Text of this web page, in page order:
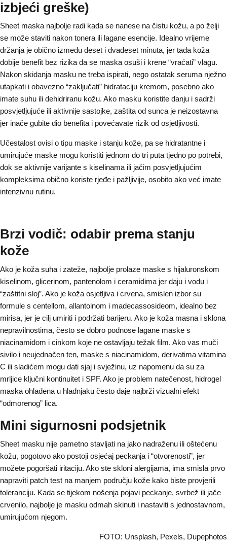
izbjeći greške)
Sheet maska najbolje radi kada se nanese na čistu kožu, a po želji
se može staviti nakon tonera ili lagane esencije. Idealno vrijeme
držanja je obično između deset i dvadeset minuta, jer tada koža
dobije benefit bez rizika da se maska osuši i krene “vraćati” vlagu.
Nakon skidanja masku ne treba ispirati, nego ostatak seruma nježno
utapkati i obavezno “zaključati” hidrataciju kremom, posebno ako
imate suhu ili dehidriranu kožu. Ako masku koristite danju i sadrži
posvjetljujuće ili aktivnije sastojke, zaštita od sunca je neizostavna
jer inače gubite dio benefita i povećavate rizik od osjetljivosti.
Učestalost ovisi o tipu maske i stanju kože, pa se hidratantne i
umirujuće maske mogu koristiti jednom do tri puta tjedno po potrebi,
dok se aktivnije varijante s kiselinama ili jačim posvjetljujućim
kompleksima obično koriste rjeđe i pažljivije, osobito ako već imate
intenzivnu rutinu.
Brzi vodič: odabir prema stanju
kože
Ako je koža suha i zateže, najbolje prolaze maske s hijaluronskom
kiselinom, glicerinom, pantenolom i ceramidima jer daju i vodu i
“zaštitni sloj”. Ako je koža osjetljiva i crvena, smislen izbor su
formule s centellom, allantoinom i madecassosideom, idealno bez
mirisa, jer je cilj umiriti i podržati barijeru. Ako je koža masna i sklona
nepravilnostima, često se dobro podnose lagane maske s
niacinamidom i cinkom koje ne ostavljaju težak film. Ako vas muči
sivilo i neujednačen ten, maske s niacinamidom, derivatima vitamina
C ili sladićem mogu dati sjaj i svježinu, uz napomenu da su za
mrljice ključni kontinuitet i SPF. Ako je problem natečenost, hidrogel
maska ohlađena u hladnjaku često daje najbrži vizualni efekt
“odmorenog” lica.
Mini sigurnosni podsjetnik
Sheet masku nije pametno stavljati na jako nadraženu ili oštećenu
kožu, pogotovo ako postoji osjećaj peckanja i “otvorenosti”, jer
možete pogoršati iritaciju. Ako ste skloni alergijama, ima smisla prvo
napraviti patch test na manjem području kože kako biste provjerili
toleranciju. Kada se tijekom nošenja pojavi peckanje, svrbež ili jače
crvenilo, najbolje je masku odmah skinuti i nastaviti s jednostavnom,
umirujućom njegom.
FOTO: Unsplash, Pexels, Dupephotos